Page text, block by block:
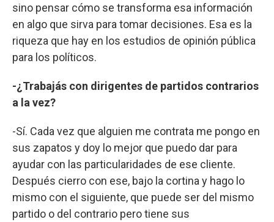
sino pensar cómo se transforma esa información
en algo que sirva para tomar decisiones. Esa es la
riqueza que hay en los estudios de opinión pública
para los políticos.
-¿Trabajás con dirigentes de partidos contrarios
a la vez?
-Sí. Cada vez que alguien me contrata me pongo en
sus zapatos y doy lo mejor que puedo dar para
ayudar con las particularidades de ese cliente.
Después cierro con ese, bajo la cortina y hago lo
mismo con el siguiente, que puede ser del mismo
partido o del contrario pero tiene sus